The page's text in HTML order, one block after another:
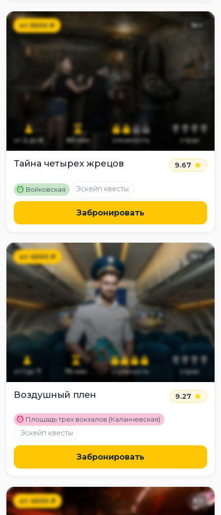
от5500₽ 14+
от 2до6 60мин сложность страх
Тайна четырех жрецов 9.67
M Войковская Эскейп квесты
Забронировать
от4500₽ 14 +
от до 7 75мин сложность страх
Воздушный плен 9.27
M Площадь трех вокзалов (Каланчевская)
Эскейп квесты
Забронировать
от4500₽ 8+